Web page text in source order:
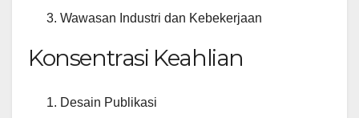
Wawasan Industri dan Kebekerjaan
Konsentrasi Keahlian
Desain Publikasi